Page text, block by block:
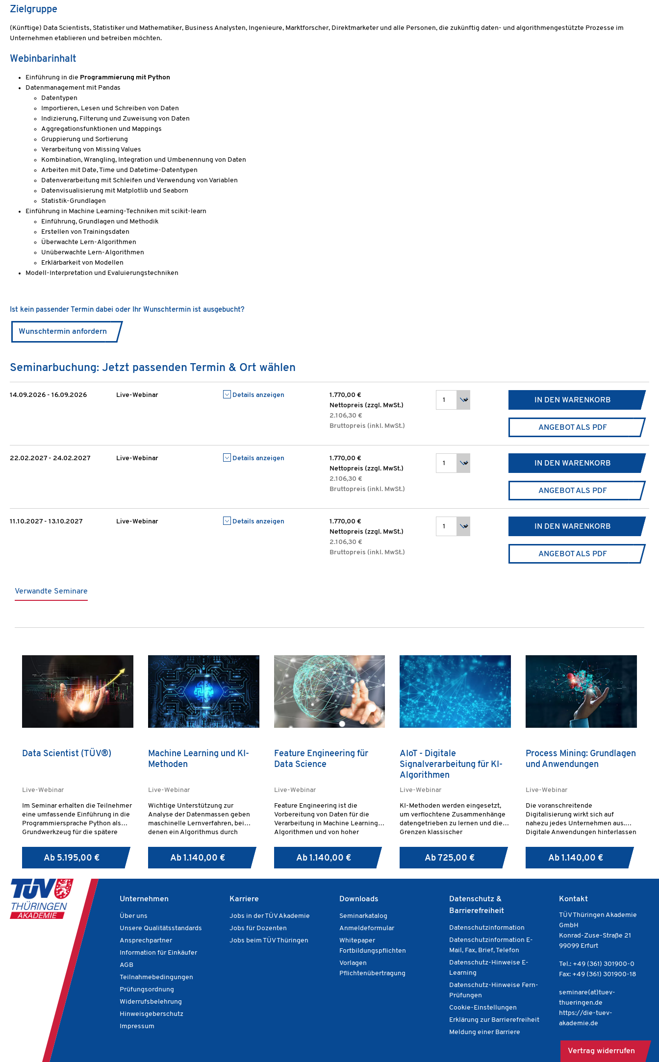
Zielgruppe
(Künftige) Data Scientists, Statistiker und Mathematiker, Business Analysten, Ingenieure, Marktforscher, Direktmarketer und alle Personen, die zukünftig daten- und algorithmengestützte Prozesse im
Unternehmen etablieren und betreiben möchten.
Webinbarinhalt
Einführung in die Programmierung mit Python
Datenmanagement mit Pandas
Datentypen
Importieren, Lesen und Schreiben von Daten
Indizierung, Filterung und Zuweisung von Daten
Aggregationsfunktionen und Mappings
Gruppierung und Sortierung
Verarbeitung von Missing Values
Kombination, Wrangling, Integration und Umbenennung von Daten
Arbeiten mit Date, Time und Datetime-Datentypen
Datenverarbeitung mit Schleifen und Verwendung von Variablen
Datenvisualisierung mit Matplotlib und Seaborn
Statistik-Grundlagen
Einführung in Machine Learning-Techniken mit scikit-learn
Einführung, Grundlagen und Methodik
Erstellen von Trainingsdaten
Überwachte Lern-Algorithmen
Unüberwachte Lern-Algorithmen
Erklärbarkeit von Modellen
Modell-Interpretation und Evaluierungstechniken
Ist kein passender Termin dabei oder Ihr Wunschtermin ist ausgebucht?
Wunschtermin anfordern
Seminarbuchung: Jetzt passenden Termin & Ort wählen
14.09.2026 - 16.09.2026 Live-Webinar Details anzeigen
1.770,00 €
Nettopreis (zzgl. MwSt.)
2.106,30 €
Bruttopreis (inkl. MwSt.)
IN DEN WARENKORB
ANGEBOT ALS PDF
22.02.2027 - 24.02.2027 Live-Webinar Details anzeigen
1.770,00 €
Nettopreis (zzgl. MwSt.)
2.106,30 €
Bruttopreis (inkl. MwSt.)
IN DEN WARENKORB
ANGEBOT ALS PDF
11.10.2027 - 13.10.2027 Live-Webinar Details anzeigen
1.770,00 €
Nettopreis (zzgl. MwSt.)
2.106,30 €
Bruttopreis (inkl. MwSt.)
IN DEN WARENKORB
ANGEBOT ALS PDF
Verwandte Seminare
Data Scientist (TÜV®)
Live-Webinar
Im Seminar erhalten die Teilnehmer
eine umfassende Einführung in die
Programmiersprache Python als
Grundwerkzeug für die spätere
Datenauswahl und die
Datenquellen kennen, die sie für
Ab 5.195,00 €
Machine Learning und KI-
Methoden
Live-Webinar
Wichtige Unterstützung zur
Analyse der Datenmassen geben
maschinelle Lernverfahren, bei
denen ein Algorithmus durch
Aufgabe zu erfüllen, ohne dass ein
Lösungsweg vorgegeben ist.
Ab1.140,00 €
Feature Engineering für
Data Science
Live-Webinar
Feature Engineering ist die
Vorbereitung von Daten für die
Verarbeitung in Machine Learning-
Algorithmen und von hoher
Ab 1.140,00 €
AIoT - Digitale
Signalverarbeitung für KI-
Algorithmen
Live-Webinar
KI-Methoden werden eingesetzt,
um verflochtene Zusammenhänge
datengetrieben zu lernen und die
Grenzen klassischer
Ab 725,00 €
Process Mining: Grundlagen
und Anwendungen
Live-Webinar
Die voranschreitende
Digitalisierung wirkt sich auf
nahezu jedes Unternehmen aus.
Digitale Anwendungen hinterlassen
verbessern.
Ab 1.140,00 €
Unternehmen
Über uns
Unsere Qualitätsstandards
Ansprechpartner
Information für Einkäufer
AGB
Teilnahmebedingungen
Prüfungsordnung
Widerrufsbelehrung
Hinweisgeberschutz
Impressum
Karriere
Jobs in der TÜV Akademie
Jobs für Dozenten
Jobs beim TÜV Thüringen
Downloads
Seminarkatalog
Anmeldeformular
Whitepaper
Fortbildungspflichten
Vorlagen
Pflichtenübertragung
Datenschutz &
Barrierefreiheit
Datenschutzinformation
Datenschutzinformation E-
Mail, Fax, Brief, Telefon
Datenschutz-Hinweise E-
Learning
Datenschutz-Hinweise Fern-
Prüfungen
Cookie-Einstellungen
Erklärung zur Barrierefreiheit
Meldung einer Barriere
Kontakt
TÜV Thüringen Akademie
GmbH
Konrad-Zuse-Straße 21
99099 Erfurt
Tel.: +49 (361) 301900-0
Fax: +49 (361) 301900-18
seminare(at)tuev-
thueringen.de
https://die-tuev-
akademie.de
Vertrag widerrufen